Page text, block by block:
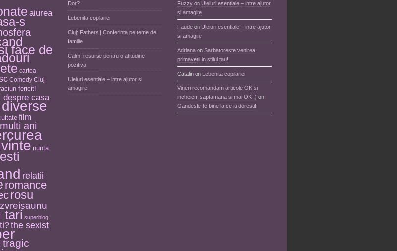
aiurea
s
face de
cartea
Comedy Cluj
fericit!
despre casa
diverse
film
ani
nunta
relatii
romance
rosu
tari superblog
the sexist
tragic
Dor?
Lebenita copilariei
Cluj: Fathers | Conferinta pe teme de
familie
Calm: resurse pentru o atitudine
pozitiva
Uleiuri esentiale – intre ajutor si
amagire
Fuzzy on Uleiuri esentiale – intre ajutor
si amagire
Faude on Uleiuri esentiale – intre ajutor
si amagire
Adriana on Sarbatoreste venirea
primaverii in stilul tau!
Catalin on Lebenita copilariei
Vineri recomandam articole OK si
incheiem saptamana si mai OK :) on
Gandeste-te bine la ce iti doresti!